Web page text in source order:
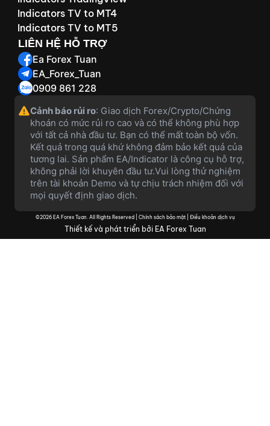
Indicators TV to MT4
Indicators TV to MT5
LIÊN HỆ HỖ TRỢ
Ea Forex Tuan
EA_Forex_Tuan
0909 861 228
Cảnh báo rủi ro: Giao dịch Forex/Crypto/Chứng
khoán có mức rủi ro cao và có thể không phù hợp
với tất cả nhà đầu tư. Bạn có thể mất toàn bộ vốn.
Kết quả trong quá khứ không đảm bảo kết quả của
tương lai. Sản phẩm EA/Indicator là công cụ hỗ trợ,
không phải lời khuyên đầu tư.Vui lòng thử nghiệm
trên tài khoản Demo và tự chịu trách nhiệm đối với
mọi quyết định giao dịch.
©2026 EA Forex Tuan. All Rights Reserved | Chính sách bảo mật| Điều khoản dịch vụ
Thiết kế và phát triển bởi EA Forex Tuan